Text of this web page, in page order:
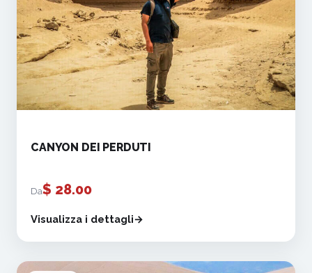
CANYON DEI PERDUTI
Da$ 28.00
Visualizza i dettagli